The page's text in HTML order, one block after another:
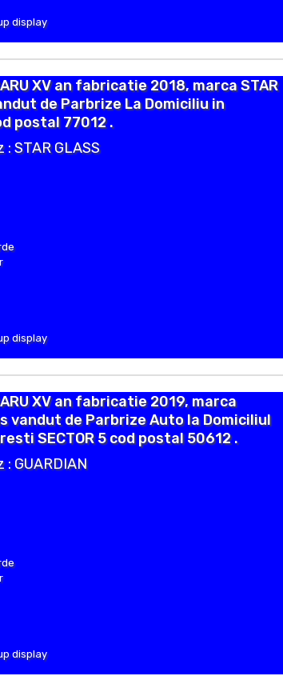
display
XV an fabricatie 2018, marca STAR
de Parbrize La Domiciliu in
postal 77012 .
STAR GLASS
display
XV an fabricatie 2019, marca
vandut de Parbrize Auto la Domiciliul
SECTOR 5 cod postal 50612 .
GUARDIAN
display